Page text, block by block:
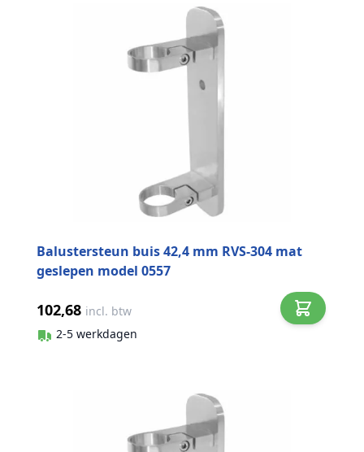
Balustersteun buis 42,4 mm RVS-304 mat
geslepen model 0557
102,68 incl. btw
2-5 werkdagen